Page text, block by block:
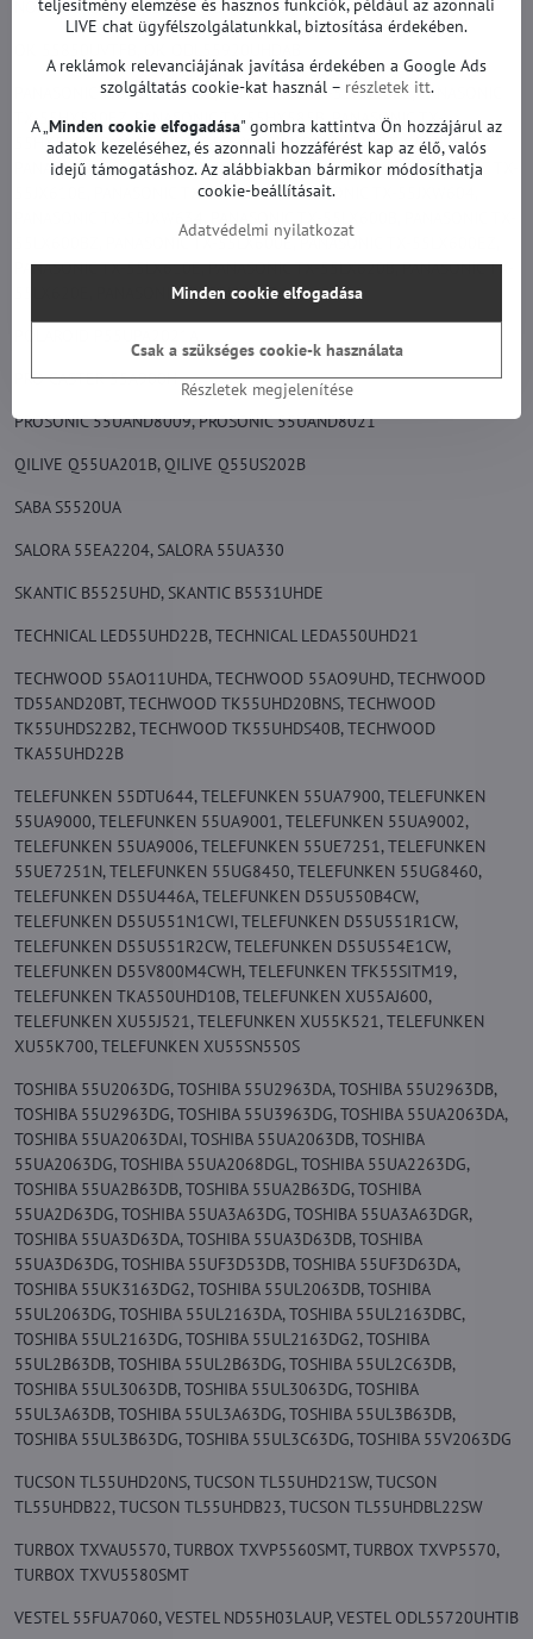
NORDMENDE ARF55UHD, NORDMENDE ARTX55UHD
PANASONIC TX-55HX580BZ, PANASONIC TX-55HX580E, PANASONIC
TX-55HX580EZ, PANASONIC TX-55HX585B, PANASONIC TX-
55HX585E, PANASONIC TX-55HXW584, PANASONIC TX-55JX600B,
PANASONIC TX-55JX600BZ, PANASONIC TX-55JX600E, PANASONIC TX-
55JX610E, PANASONIC TX-55JX620E, PANASONIC TX-55JXW604,
55LX600BZ, PANASONIC TX-55LX600E, PANASONIC TX-55LX600EZ,
PANASONIC TX-55LX610E, PANASONIC TX-55LX620B, PANASONIC TX-
55LX620E, PANASONIC TX-55LXW634
PRO CASTER 55A900H
PROSONIC 55UAND8009, PROSONIC 55UAND8021
QILIVE Q55UA201B, QILIVE Q55US202B
SABA S5520UA
SALORA 55EA2204, SALORA 55UA330
SKANTIC B5525UHD, SKANTIC B5531UHDE
TECHNICAL LED55UHD22B, TECHNICAL LEDA550UHD21
TECHWOOD 55AO11UHDA, TECHWOOD 55AO9UHD, TECHWOOD
TD55AND20BT, TECHWOOD TK55UHD20BNS, TECHWOOD
TK55UHDS22B2, TECHWOOD TK55UHDS40B, TECHWOOD
TKA55UHD22B
TELEFUNKEN 55DTU644, TELEFUNKEN 55UA7900, TELEFUNKEN
55UA9000, TELEFUNKEN 55UA9001, TELEFUNKEN 55UA9002,
TELEFUNKEN 55UA9006, TELEFUNKEN 55UE7251, TELEFUNKEN
55UE7251N, TELEFUNKEN 55UG8450, TELEFUNKEN 55UG8460,
TELEFUNKEN D55U446A, TELEFUNKEN D55U550B4CW,
TELEFUNKEN D55U551N1CWI, TELEFUNKEN D55U551R1CW,
TELEFUNKEN D55U551R2CW, TELEFUNKEN D55U554E1CW,
TELEFUNKEN D55V800M4CWH, TELEFUNKEN TFK55SITM19,
TELEFUNKEN TKA550UHD10B, TELEFUNKEN XU55AJ600,
TELEFUNKEN XU55J521, TELEFUNKEN XU55K521, TELEFUNKEN
XU55K700, TELEFUNKEN XU55SN550S
TOSHIBA 55U2063DG, TOSHIBA 55U2963DA, TOSHIBA 55U2963DB,
TOSHIBA 55U2963DG, TOSHIBA 55U3963DG, TOSHIBA 55UA2063DA,
TOSHIBA 55UA2063DAI, TOSHIBA 55UA2063DB, TOSHIBA
55UA2063DG, TOSHIBA 55UA2068DGL, TOSHIBA 55UA2263DG,
TOSHIBA 55UA2B63DB, TOSHIBA 55UA2B63DG, TOSHIBA
55UA2D63DG, TOSHIBA 55UA3A63DG, TOSHIBA 55UA3A63DGR,
TOSHIBA 55UA3D63DA, TOSHIBA 55UA3D63DB, TOSHIBA
55UA3D63DG, TOSHIBA 55UF3D53DB, TOSHIBA 55UF3D63DA,
TOSHIBA 55UK3163DG2, TOSHIBA 55UL2063DB, TOSHIBA
55UL2063DG, TOSHIBA 55UL2163DA, TOSHIBA 55UL2163DBC,
TOSHIBA 55UL2163DG, TOSHIBA 55UL2163DG2, TOSHIBA
55UL2B63DB, TOSHIBA 55UL2B63DG, TOSHIBA 55UL2C63DB,
TOSHIBA 55UL3063DB, TOSHIBA 55UL3063DG, TOSHIBA
55UL3A63DB, TOSHIBA 55UL3A63DG, TOSHIBA 55UL3B63DB,
TOSHIBA 55UL3B63DG, TOSHIBA 55UL3C63DG, TOSHIBA 55V2063DG
TUCSON TL55UHD20NS, TUCSON TL55UHD21SW, TUCSON
TL55UHDB22, TUCSON TL55UHDB23, TUCSON TL55UHDBL22SW
TURBOX TXVAU5570, TURBOX TXVP5560SMT, TURBOX TXVP5570,
TURBOX TXVU5580SMT
VESTEL 55FUA7060, VESTEL ND55H03LAUP, VESTEL ODL55720UHTIB
teljesítmény elemzése és hasznos funkciók, például az azonnali
LIVE chat ügyfélszolgálatunkkal, biztosítása érdekében.
A reklámok relevanciájának javítása érdekében a Google Ads
szolgáltatás cookie-kat használ – részletek itt.
A „Minden cookie elfogadása" gombra kattintva Ön hozzájárul az
adatok kezeléséhez, és azonnali hozzáférést kap az élő, valós
idejű támogatáshoz. Az alábbiakban bármikor módosíthatja
cookie-beállításait.
Adatvédelmi nyilatkozat
Részletek megjelenítése
Minden cookie elfogadása
Csak a szükséges cookie-k használata